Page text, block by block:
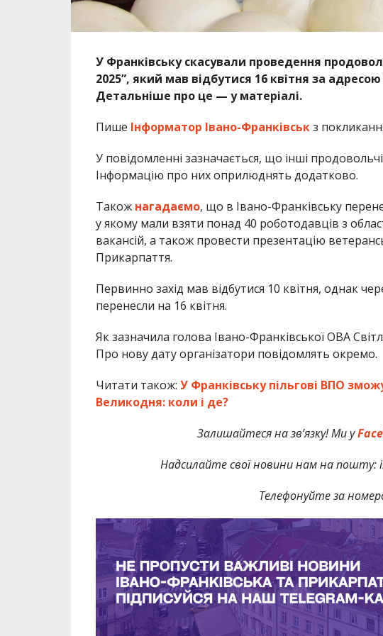
У Франківську скасували проведення
2025”, який мав відбутися 16 квітня за
Детальніше про це — у матеріалі.
Пише Інформатор Івано-Франківськз
У повідомленні зазначається, що інші
Інформацію про них оприлюднять додатково.
Також нагадаємо, що в Івано-Франківську
у якому мали взяти понад 40 роботодавців з
вакансій, а також провести презентацію
Прикарпаття.
Первинно захід мав відбутися 10 квітня, однак
перенесли на 16 квітня.
Як зазначила голова Івано-Франківської ОВА
Про нову дату організатори повідомлять окремо.
Читати також: У Франківську пільгові ВПО
Великодня: коли і де?
Залишайтеся на зв’язку! Ми у
Надсилайте свої новини нам на пошту:
Телефонуйте за